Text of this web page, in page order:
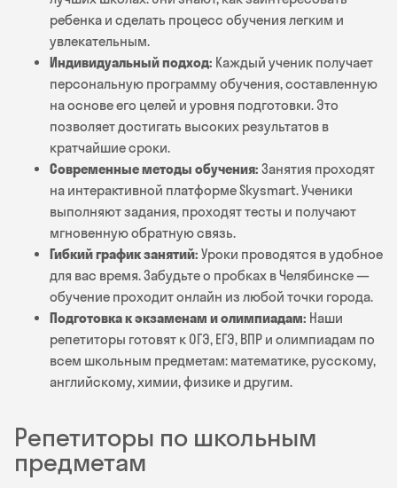
ребенка и сделать процесс обучения легким и
увлекательным.
Индивидуальный подход: Каждый ученик получает
персональную программу обучения, составленную
на основе его целей и уровня подготовки. Это
позволяет достигать высоких результатов в
кратчайшие сроки.
Современные методы обучения: Занятия проходят
на интерактивной платформе Skysmart. Ученики
выполняют задания, проходят тесты и получают
мгновенную обратную связь.
Гибкий график занятий: Уроки проводятся в удобное
для вас время. Забудьте о пробках в Челябинске —
обучение проходит онлайн из любой точки города.
Подготовка к экзаменам и олимпиадам: Наши
репетиторы готовят к ОГЭ, ЕГЭ, ВПР и олимпиадам по
всем школьным предметам: математике, русскому,
английскому, химии, физике и другим.
Репетиторы по школьным
предметам